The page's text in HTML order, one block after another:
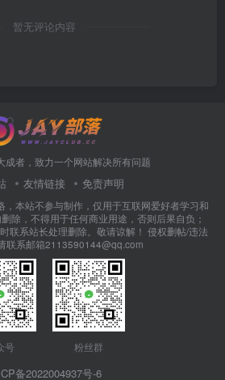
暂无评论内容
成者，致力一个网站解决所有问题
友情链接 免责声明
，本站不参与制作，仅用于互联网爱好者学习和
除，不得用于任何商业用途，否则后果自负；
联系站长处理删除。敬请谅解！ 侵权删帖/违法
联系邮箱2113590144@qq.com
号 粉丝群
备2022004937号-6